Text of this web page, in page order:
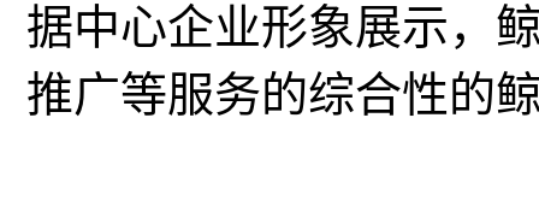
据中心企业形象展示，
推广等服务的综合性的